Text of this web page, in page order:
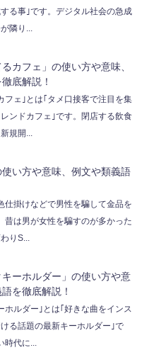
る事｣です。デジタル社会の急成
隣り...
るカフェ」の使い方や意味、
底解説！
フェ｣とは｢タメ口接客で注目を集
ンドカフェ｣です。閉店する飲食
規開...
使い方や意味、例文や類義語
仕掛けなどで男性を騙して金品を
昔は男が女性を騙すのが多かった
りS...
キーホルダー」の使い方や意
を徹底解説！
ホルダー｣とは｢好きな曲をインス
ける話題の最新キーホルダー｣で
時代に...